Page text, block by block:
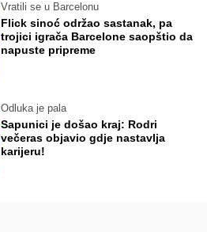
Vratili se u Barcelonu
Flick sinoć održao sastanak, pa
trojici igrača Barcelone saopštio da
napuste pripreme
Odluka je pala
Sapunici je došao kraj: Rodri
večeras objavio gdje nastavlja
karijeru!